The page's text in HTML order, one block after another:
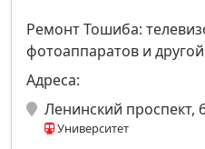
Ремонт Тошиба:
фотоаппаратов и
Адреса:
Ленинский проспект,
Университет